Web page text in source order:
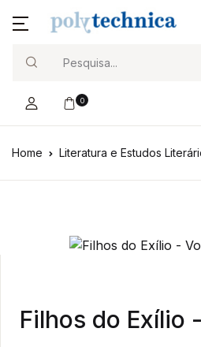
0
Home Literatura e Estudos
Filhos do Exílio